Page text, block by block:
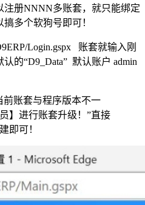
册NNNN多账套，就只能绑定
多个软狗号即可！
Login.gspx 账套就输入刚
的“D9_Data” 默认账户 admin
前账套与程序版本不一
】进行账套升级！”直接
即可！